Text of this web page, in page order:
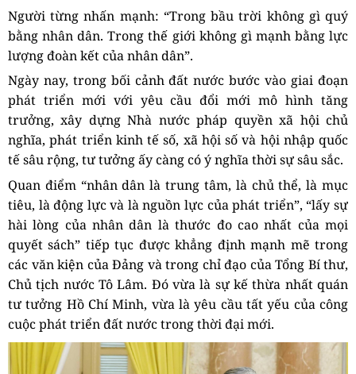
Người từng nhấn mạnh: “Trong bầu trời không gì quý
bằng nhân dân. Trong thế giới không gì mạnh bằng lực
lượng đoàn kết của nhân dân”.
Ngày nay, trong bối cảnh đất nước bước vào giai đoạn
phát triển mới với yêu cầu đổi mới mô hình tăng
trưởng, xây dựng Nhà nước pháp quyền xã hội chủ
nghĩa, phát triển kinh tế số, xã hội số và hội nhập quốc
tế sâu rộng, tư tưởng ấy càng có ý nghĩa thời sự sâu sắc.
Quan điểm “nhân dân là trung tâm, là chủ thể, là mục
tiêu, là động lực và là nguồn lực của phát triển”, “lấy sự
hài lòng của nhân dân là thước đo cao nhất của mọi
quyết sách” tiếp tục được khẳng định mạnh mẽ trong
các văn kiện của Đảng và trong chỉ đạo của Tổng Bí thư,
Chủ tịch nước Tô Lâm. Đó vừa là sự kế thừa nhất quán
tư tưởng Hồ Chí Minh, vừa là yêu cầu tất yếu của công
cuộc phát triển đất nước trong thời đại mới.